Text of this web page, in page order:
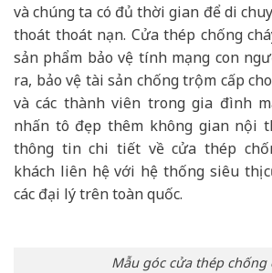
và chúng ta có đủ thời gian để di
thoát thoát nạn. Cửa thép chống
sản phẩm bảo vệ tính mạng con
ra, bảo vệ tài sản chống trộm cấp
và các thành viên trong gia đình
nhấn tô đẹp thêm không gian nội
thông tin chi tiết về cửa thép
khách liên hệ với hệ thống siêu thị
các đại lý trên toàn quốc.
Mẫu góc cửa thép chống